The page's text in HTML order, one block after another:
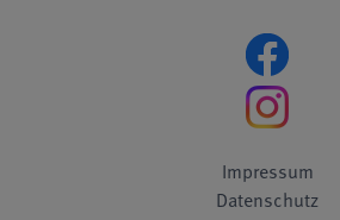
Impressum
Datenschutz